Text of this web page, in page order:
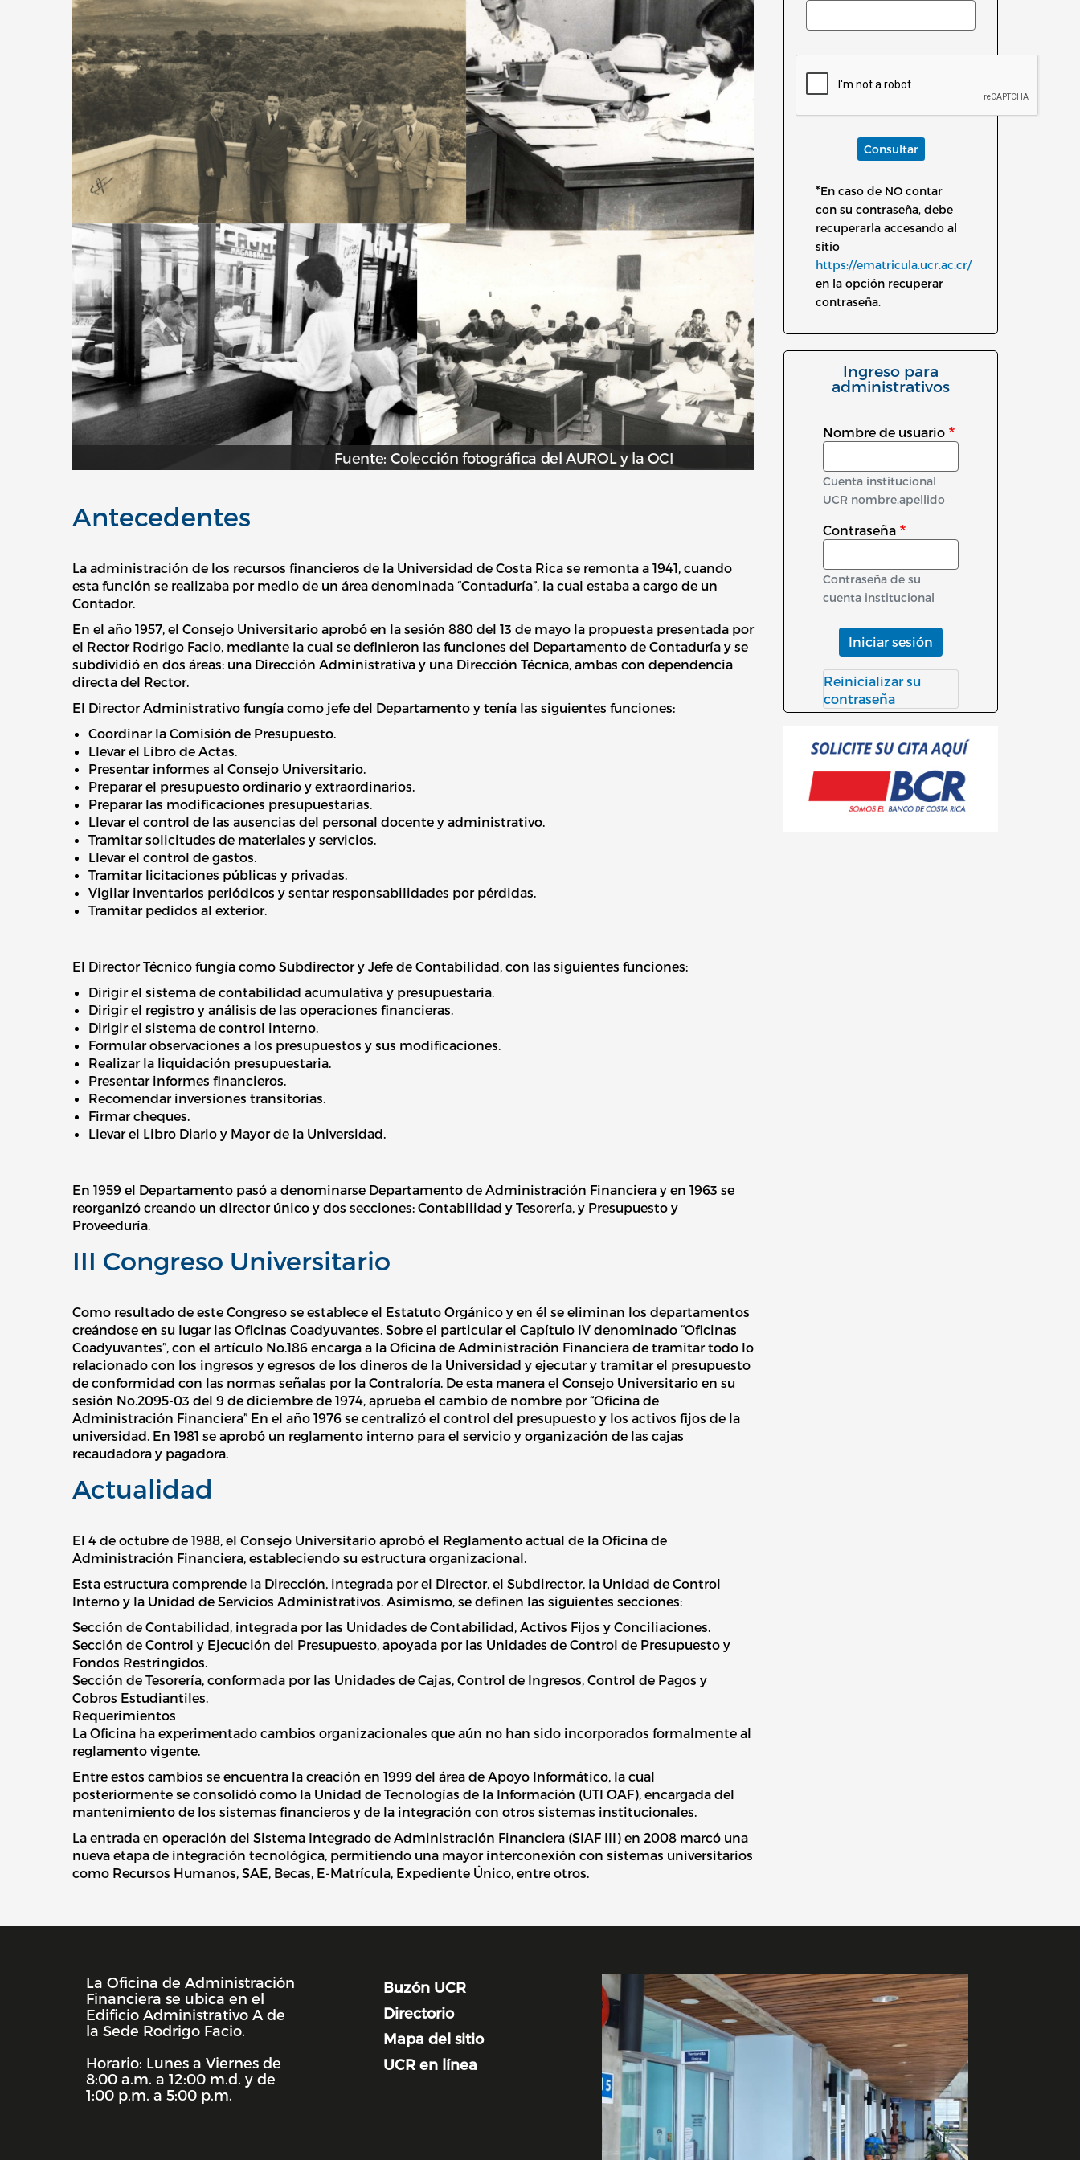
Fuente: Colección fotográfica del AUROL y la OCI
Antecedentes
La administración de los recursos financieros de la Universidad de Costa Rica se remonta a 1941, cuando
esta función se realizaba por medio de un área denominada “Contaduría”, la cual estaba a cargo de un
Contador.
En el año 1957, el Consejo Universitario aprobó en la sesión 880 del 13 de mayo la propuesta presentada por
el Rector Rodrigo Facio, mediante la cual se definieron las funciones del Departamento de Contaduría y se
subdividió en dos áreas: una Dirección Administrativa y una Dirección Técnica, ambas con dependencia
directa del Rector.
El Director Administrativo fungía como jefe del Departamento y tenía las siguientes funciones:
Coordinar la Comisión de Presupuesto.
Llevar el Libro de Actas.
Presentar informes al Consejo Universitario.
Preparar el presupuesto ordinario y extraordinarios.
Preparar las modificaciones presupuestarias.
Llevar el control de las ausencias del personal docente y administrativo.
Tramitar solicitudes de materiales y servicios.
Llevar el control de gastos.
Tramitar licitaciones públicas y privadas.
Vigilar inventarios periódicos y sentar responsabilidades por pérdidas.
Tramitar pedidos al exterior.
El Director Técnico fungía como Subdirector y Jefe de Contabilidad, con las siguientes funciones:
Dirigir el sistema de contabilidad acumulativa y presupuestaria.
Dirigir el registro y análisis de las operaciones financieras.
Dirigir el sistema de control interno.
Formular observaciones a los presupuestos y sus modificaciones.
Realizar la liquidación presupuestaria.
Presentar informes financieros.
Recomendar inversiones transitorias.
Firmar cheques.
Llevar el Libro Diario y Mayor de la Universidad.
En 1959 el Departamento pasó a denominarse Departamento de Administración Financiera y en 1963 se
reorganizó creando un director único y dos secciones: Contabilidad y Tesorería, y Presupuesto y
Proveeduría.
III Congreso Universitario
Como resultado de este Congreso se establece el Estatuto Orgánico y en él se eliminan los departamentos
creándose en su lugar las Oficinas Coadyuvantes. Sobre el particular el Capítulo IV denominado “Oficinas
Coadyuvantes”, con el artículo No.186 encarga a la Oficina de Administración Financiera de tramitar todo lo
relacionado con los ingresos y egresos de los dineros de la Universidad y ejecutar y tramitar el presupuesto
de conformidad con las normas señalas por la Contraloría. De esta manera el Consejo Universitario en su
sesión No.2095-03 del 9 de diciembre de 1974, aprueba el cambio de nombre por “Oficina de
Administración Financiera” En el año 1976 se centralizó el control del presupuesto y los activos fijos de la
universidad. En 1981 se aprobó un reglamento interno para el servicio y organización de las cajas
recaudadora y pagadora.
Actualidad
El 4 de octubre de 1988, el Consejo Universitario aprobó el Reglamento actual de la Oficina de
Administración Financiera, estableciendo su estructura organizacional.
Esta estructura comprende la Dirección, integrada por el Director, el Subdirector, la Unidad de Control
Interno y la Unidad de Servicios Administrativos. Asimismo, se definen las siguientes secciones:
Sección de Contabilidad, integrada por las Unidades de Contabilidad, Activos Fijos y Conciliaciones.
Sección de Control y Ejecución del Presupuesto, apoyada por las Unidades de Control de Presupuesto y
Fondos Restringidos.
Sección de Tesorería, conformada por las Unidades de Cajas, Control de Ingresos, Control de Pagos y
Cobros Estudiantiles.
Requerimientos
La Oficina ha experimentado cambios organizacionales que aún no han sido incorporados formalmente al
reglamento vigente.
Entre estos cambios se encuentra la creación en 1999 del área de Apoyo Informático, la cual
posteriormente se consolidó como la Unidad de Tecnologías de la Información (UTI OAF), encargada del
mantenimiento de los sistemas financieros y de la integración con otros sistemas institucionales.
La entrada en operación del Sistema Integrado de Administración Financiera (SIAF III) en 2008 marcó una
nueva etapa de integración tecnológica, permitiendo una mayor interconexión con sistemas universitarios
como Recursos Humanos, SAE, Becas, E-Matrícula, Expediente Único, entre otros.
Consultar
*En caso de NO contar
con su contraseña, debe
recuperarla accesando al
sitio
https://ematricula.ucr.ac.cr/
en la opción recuperar
contraseña.
Ingreso para
administrativos
Nombre de usuario
Cuenta institucional
UCR nombre.apellido
Contraseña
Contraseña de su
cuenta institucional
Iniciar sesión
Reinicializar su
contraseña
INFORMACIÓN DE LA UNIDAD
La Oficina de Administración
Financiera se ubica en el
Edificio Administrativo A de
la Sede Rodrigo Facio.
Horario: Lunes a Viernes de
8:00 a.m. a 12:00 m.d. y de
1:00 p.m. a 5:00 p.m.
Buzón UCR
Directorio
Mapa del sitio
UCR en línea
Image